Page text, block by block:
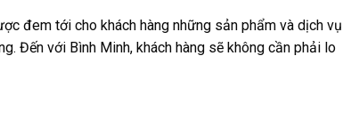
đem tới cho khách hàng những sản phẩm và dịch vụ
Đến với Bình Minh, khách hàng sẽ không cần phải lo